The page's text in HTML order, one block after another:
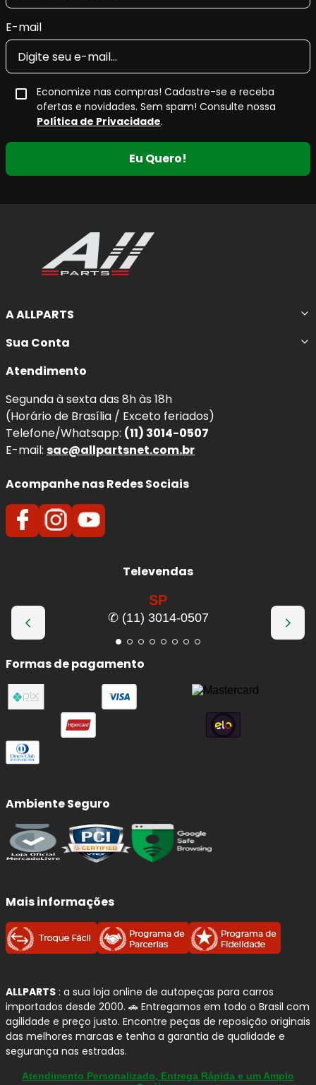
E-mail
Economize nas compras! Cadastre-se e receba
ofertas e novidades. Sem spam! Consulte nossa
Política de Privacidade.
Eu Quero!
A ALLPARTS
Sua Conta
Atendimento
Segunda à sexta das 8h às 18h
(Horário de Brasília / Exceto feriados)
Telefone/Whatsapp: (11) 3014-0507
E-mail: sac@allpartsnet.com.br
Acompanhe nas Redes Sociais
Televendas
SP
✆ (11) 3014-0507
Formas de pagamento
Ambiente Seguro
Mais informações
ALLPARTS : a sua loja online de autopeças para carros
importados desde 2000. 🚗 Entregamos em todo o Brasil com
agilidade e preço justo. Encontre peças de reposição originais
das melhores marcas e tenha a garantia de qualidade e
segurança nas estradas.
Atendimento Personalizado, Entrega Rápida e um Amplo